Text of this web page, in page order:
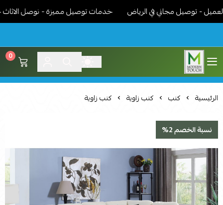
- توصيل مجاني في الرياض خدمات توصيل مميزة - نوصل الاثاث
اثاث مودرن لمسة عصرية
0
الرئيسية كنب كنب زاوية كنب زاوية
نسبة الخصم 2%